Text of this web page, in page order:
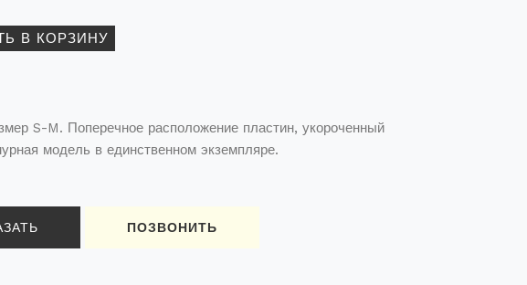
S-M. Поперечное расположение пластин, укороченный
модель в единственном экземпляре.
ПОЗВОНИТЬ